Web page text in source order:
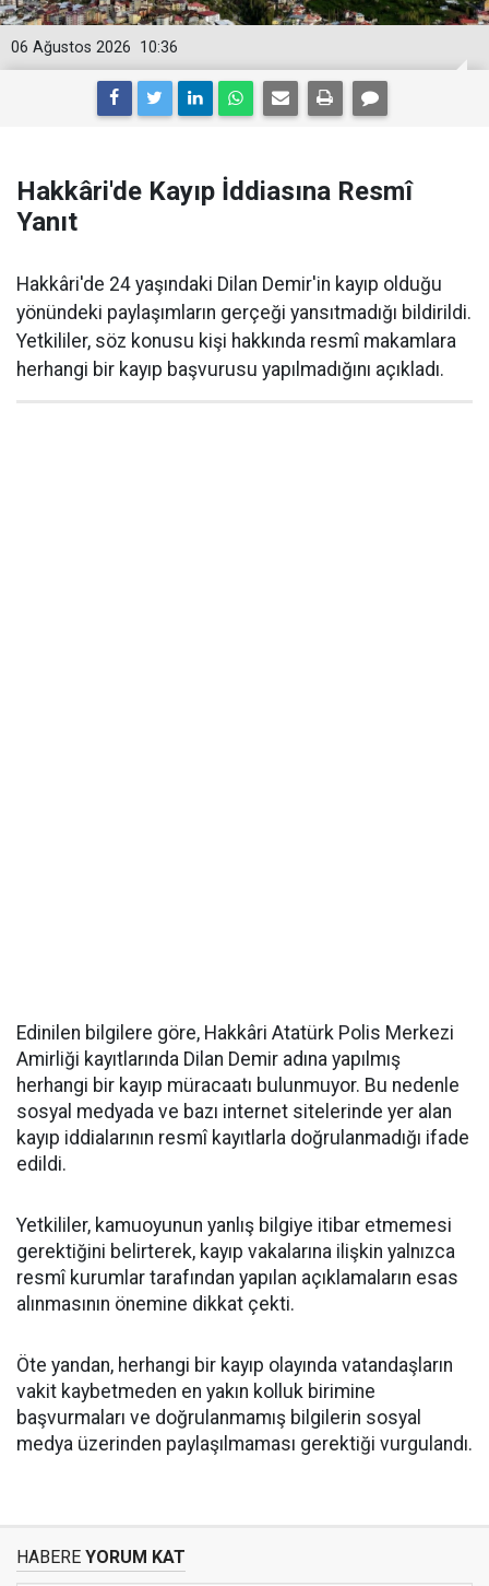
10:36
06 Ağustos 2026
Hakkâri'de Kayıp İddiasına Resmî
Yanıt
Hakkâri'de 24 yaşındaki Dilan Demir'in kayıp olduğu
yönündeki paylaşımların gerçeği yansıtmadığı bildirildi.
Yetkililer, söz konusu kişi hakkında resmî makamlara
herhangi bir kayıp başvurusu yapılmadığını açıkladı.
Edinilen bilgilere göre, Hakkâri Atatürk Polis Merkezi
Amirliği kayıtlarında Dilan Demir adına yapılmış
herhangi bir kayıp müracaatı bulunmuyor. Bu nedenle
sosyal medyada ve bazı internet sitelerinde yer alan
kayıp iddialarının resmî kayıtlarla doğrulanmadığı ifade
edildi.
Yetkililer, kamuoyunun yanlış bilgiye itibar etmemesi
gerektiğini belirterek, kayıp vakalarına ilişkin yalnızca
resmî kurumlar tarafından yapılan açıklamaların esas
alınmasının önemine dikkat çekti.
Öte yandan, herhangi bir kayıp olayında vatandaşların
vakit kaybetmeden en yakın kolluk birimine
başvurmaları ve doğrulanmamış bilgilerin sosyal
medya üzerinden paylaşılmaması gerektiği vurgulandı.
HABERE YORUM KAT